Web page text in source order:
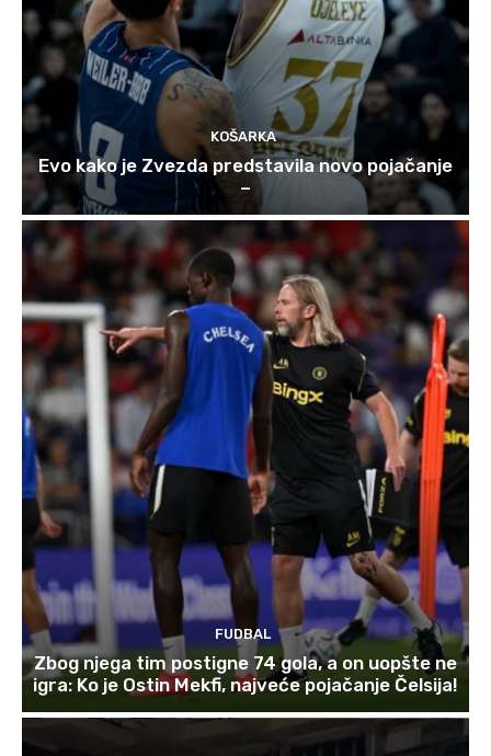
KOŠARKA
Evo kako je Zvezda predstavila novo pojačanje
–
FUDBAL
Zbog njega tim postigne 74 gola, a on uopšte ne
igra: Ko je Ostin Mekfi, najveće pojačanje Čelsija!